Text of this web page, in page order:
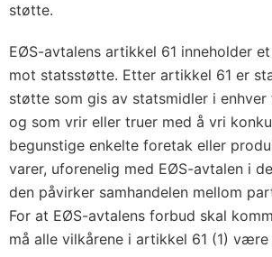
støtte.
EØS-avtalens artikkel 61 inneholder
mot statsstøtte. Etter artikkel 61 er
støtte som gis av statsmidler i enhver
og som vrir eller truer med å vri
begunstige enkelte foretak eller
varer, uforenelig med EØS-avtalen i
den påvirker samhandelen mellom
For at EØS-avtalens forbud skal
må alle vilkårene i artikkel 61 (1)